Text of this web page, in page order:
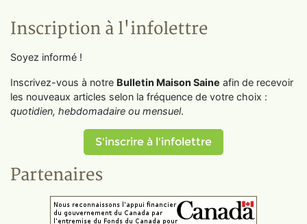
Inscription à l'infolettre
Soyez informé !
Inscrivez-vous à notre Bulletin Maison Saine afin de recevoir
les nouveaux articles selon la fréquence de votre choix :
quotidien, hebdomadaire ou mensuel.
S'inscrire à l'infolettre
Partenaires